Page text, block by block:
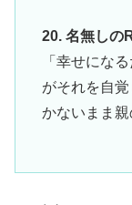
20. 名無しの
「幸せにな
がそれを自
かないまま親